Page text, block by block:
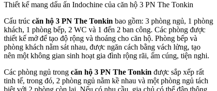
Thiết kế mang dấu ấn Indochine của căn hộ 3 PN The Tonkin
Cấu trúc căn hộ 3 PN The Tonkin bao gồm: 3 phòng ngủ, 1 phòng
khách, 1 phòng bếp, 2 WC và 1 đến 2 ban công. Các phòng được
thiết kế mở để tạo độ rộng và thoáng cho căn hộ. Phòng bếp và
phòng khách nằm sát nhau, được ngăn cách bằng vách lửng, tạo
nên một không gian sinh hoạt gia đình rộng rãi, ấm cúng, tiện nghi.
Các phòng ngủ trong căn hộ 3 PN The Tonkin được sắp xếp rất
tinh tế, trong đó, 2 phòng ngủ nằm kề nhau và một phòng ngủ tách